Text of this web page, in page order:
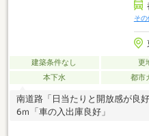
そ
建築条件なし 更
本下水
都市
南道路「日当たりと開放感が良
6ｍ「車の入出庫良好」